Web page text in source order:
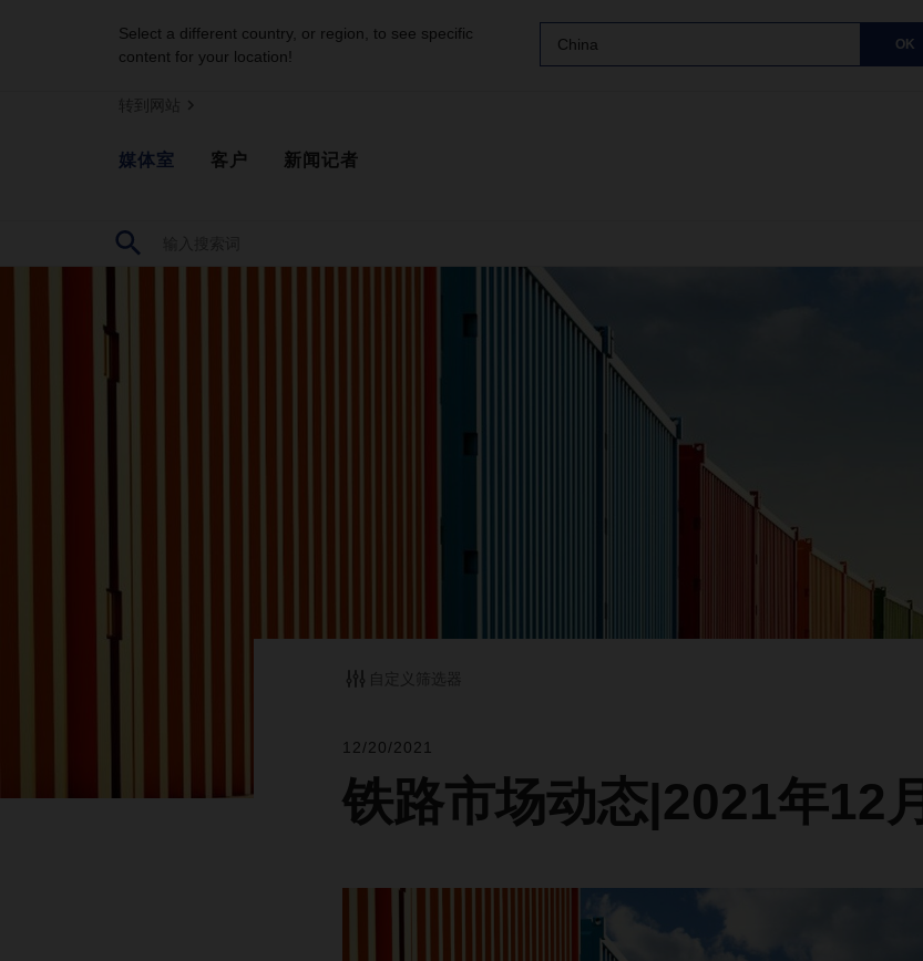
Select a different country, or region, to see specific
content for your location!
China OK
转到网站
媒体室 客户 新闻记者
自定义筛选器
12/20/2021
铁路市场动态|2021年12月